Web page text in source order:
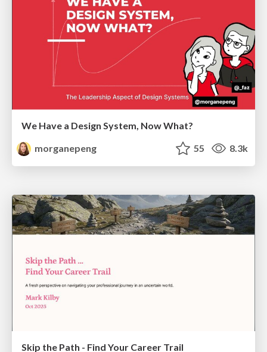
We Have a Design System, Now What?
morganepeng
55 8.3k
Skip the Path - Find Your Career Trail